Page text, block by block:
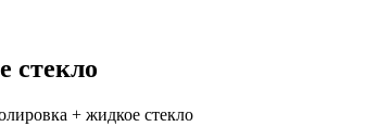
стекло
+ жидкое стекло